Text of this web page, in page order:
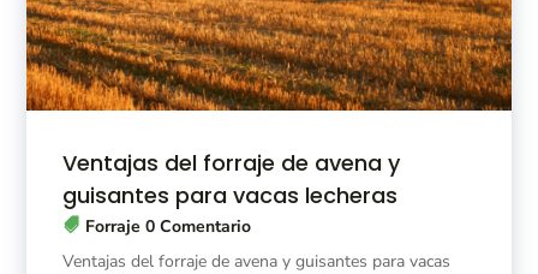
Ventajas del forraje de avena y
guisantes para vacas lecheras
Forraje 0 Comentario
Ventajas del forraje de avena y guisantes para vacas